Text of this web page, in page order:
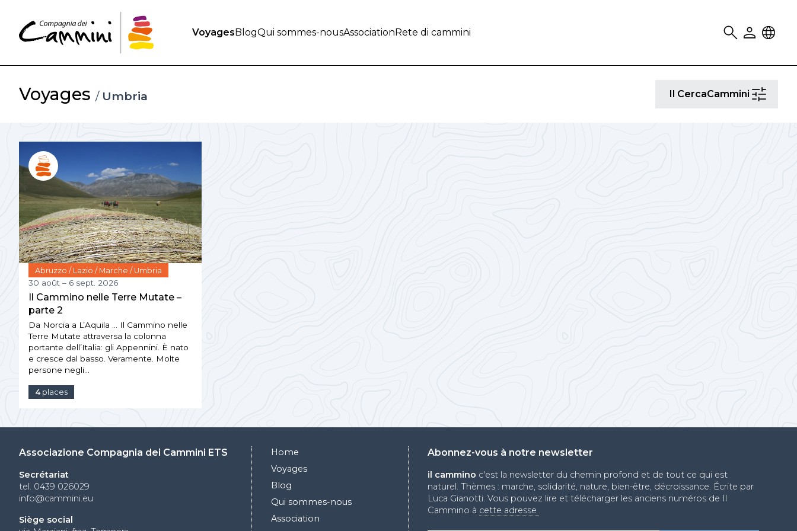
VoyagesBlogQui sommes-nousAssociationRete di cammini SearchUser Locale
Voyages / Umbria Il CercaCammini
Il
Abruzzo / Lazio / Marche / Umbria
30 août – 6 sept. 2026
Il Cammino nelle Terre Mutate –
parte 2
Da Norcia a L’Aquila … Il Cammino nelle
Terre Mutate attraversa la colonna
portante dell’Italia: gli Appennini. È nato
e cresce dal basso. Veramente. Molte
persone negli…
4places
Associazione Compagnia dei Cammini ETS
Secrétariat
tel. 0439 026029
info@cammini.eu
Siège social
Home
Voyages
Blog
Qui sommes-nous
Association
Abonnez-vous à notre newsletter
il cammino c'est la newsletter du chemin profond et de tout ce qui est
naturel. Thèmes : marche, solidarité, nature, bien-être, décroissance. Écrite par
Luca Gianotti. Vous pouvez lire et télécharger les anciens numéros de Il
Cammino à cette adresse .